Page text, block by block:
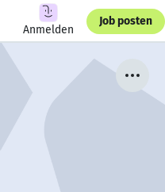
Anmelden
Job posten